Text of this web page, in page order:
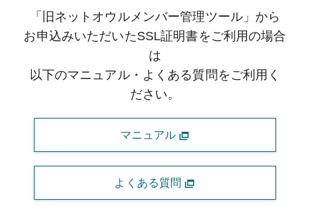
「旧ネットオウルメンバー管理ツール」から
お申込みいただいたSSL証明書をご利用の場合
は
以下のマニュアル・よくある質問をご利用く
ださい。
マニュアル
よくある質問